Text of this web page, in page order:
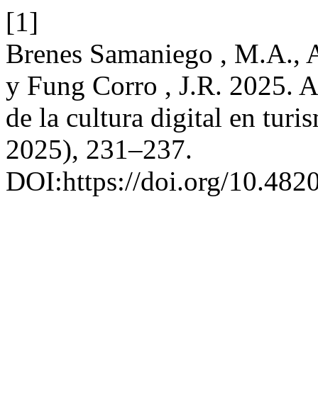
[1]
Brenes Samaniego , M.A.,
y Fung Corro , J.R. 2025.
de la cultura digital en
2025), 231–237.
DOI:https://doi.org/